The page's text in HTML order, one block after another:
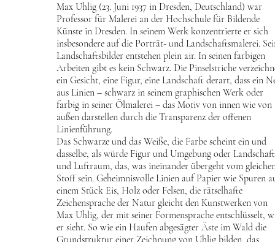
Max Uhlig (23. Juni 1937 in Dresden, Deutschland) war
Professor für Malerei an der Hochschule für Bildende
Künste in Dresden. In seinem Werk konzentrierte er sich
insbesondere auf die Porträt- und Landschaftsmalerei.
Landschaftsbilder entstehen plein air. In seinen farbigen
Arbeiten gibt es kein Schwarz. Die Pinselstriche
ein Gesicht, eine Figur, eine Landschaft derart, dass ein
aus Linien – schwarz in seinem graphischen Werk oder
farbig in seiner Ölmalerei – das Motiv von innen wie von
außen darstellen durch die Transparenz der offenen
Linienführung.
Das Schwarze und das Weiße, die Farbe scheint ein und
dasselbe, als würde Figur und Umgebung oder Landschaft
und Luftraum, das, was ineinander übergeht vom
Stoff sein. Geheimnisvolle Linien auf Papier wie Spuren
einem Stück Eis, Holz oder Felsen, die rätselhafte
Zeichensprache der Natur gleicht den Kunstwerken von
Max Uhlig, der mit seiner Formensprache entschlüsselt,
er sieht. So wie ein Haufen abgesägter Äste im Wald die
Grundstruktur einer Zeichnung von Uhlig bilden, das